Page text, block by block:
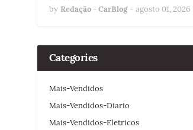
by Redação - CarBlog - agosto 01, 2026
Categories
Mais-Vendidos
Mais-Vendidos-Diario
Mais-Vendidos-Eletricos